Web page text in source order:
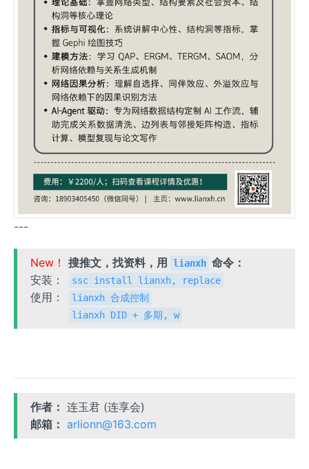
---
New！ 搜推文，找资料，用 lianxh 命令：
安装：
ssc install lianxh, replace
使用：
lianxh 合成控制
lianxh DID + 多期, w
作者： 连玉君 (连享会)
邮箱： arlionn@163.com